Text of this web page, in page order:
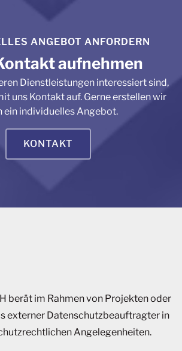
ANGEBOT ANFORDERN
aufnehmen
Dienstleistungen interessiert sind,
uns Kontakt auf. Gerne erstellen wir
ein individuelles Angebot.
KONTAKT
berät im Rahmen von Projekten oder
externer Datenschutzbeauftragter in
Angelegenheiten.